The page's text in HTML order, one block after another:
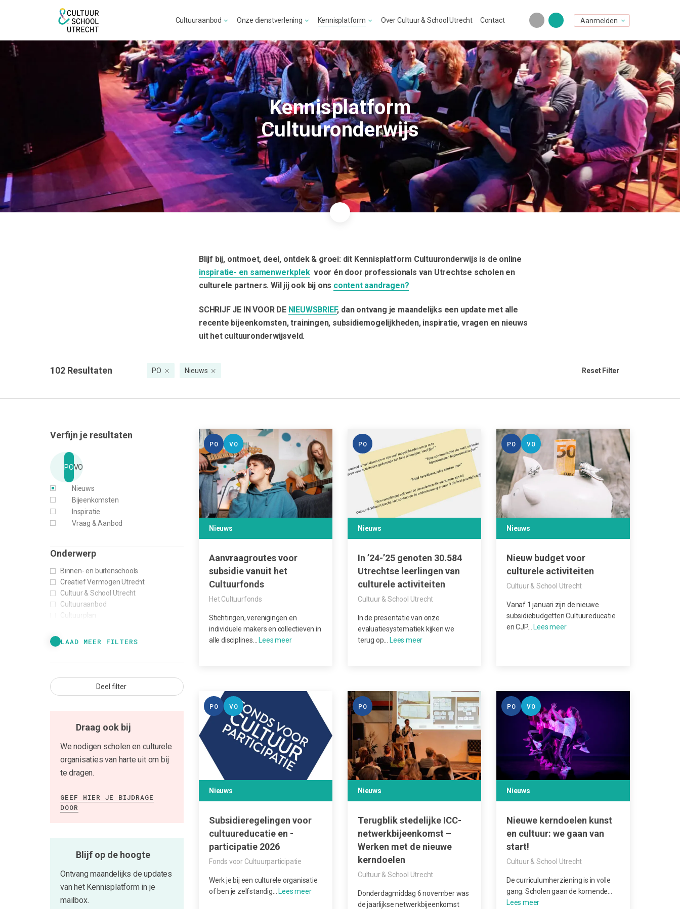
Cultuuraanbod Onze dienstverlening Kennisplatform Over Cultuur & School Utrecht Contact Aanmelden
Kennisplatform
Cultuuronderwijs
Blijf bij, ontmoet, deel, ontdek & groei: dit Kennisplatform Cultuuronderwijs is de online
inspiratie- en samenwerkplekvoor én door professionals van Utrechtse scholen en
culturele partners. Wil jij ook bij ons content aandragen?
SCHRIJF JE IN VOOR DE NIEUWSBRIEF, dan ontvang je maandelijks een update met alle
recente bijeenkomsten, trainingen, subsidiemogelijkheden, inspiratie, vragen en nieuws
uit het cultuuronderwijsveld.
102 Resultaten Reset Filter
PO Nieuws
Verfijn je resultaten
POVO
Nieuws
Bijeenkomsten
Inspiratie
Vraag & Aanbod
Onderwerp
Binnen- en buitenschools
Creatief Vermogen Utrecht
Cultuur & School Utrecht
Cultuuraanbod
Cultuurplan
LAAD MEER FILTERS
Deel filter
Draag ook bij
We nodigen scholen en culturele
organisaties van harte uit om bij
te dragen.
GEEF HIER JE BIJDRAGE
DOOR
Blijf op de hoogte
Ontvang maandelijks de updates
van het Kennisplatform in je
mailbox.
PO VO
Nieuws
Aanvraagroutes voor
subsidie vanuit het
Cultuurfonds
Het Cultuurfonds
Stichtingen, verenigingen en
individuele makers en collectieven in
alle disciplines…
PO
Nieuws
In ’24-’25 genoten 30.584
Utrechtse leerlingen van
culturele activiteiten
Cultuur & School Utrecht
In de presentatie van onze
evaluatiesystematiek kijken we
terug op…
PO VO
Nieuws
Nieuw budget voor
culturele activiteiten
Cultuur & School Utrecht
Vanaf 1 januari zijn de nieuwe
subsidiebudgetten Cultuureducatie
en CJP…
PO VO
Nieuws
Subsidieregelingen voor
cultuureducatie en -
participatie 2026
Fonds voor Cultuurparticipatie
Werk je bij een culturele organisatie
of ben je zelfstandig…
PO
Nieuws
Terugblik stedelijke ICC-
netwerkbijeenkomst –
Werken met de nieuwe
kerndoelen
Cultuur & School Utrecht
Donderdagmiddag 6 november was
de jaarlijkse netwerkbijeenkomst
PO VO
Nieuws
Nieuwe kerndoelen kunst
en cultuur: we gaan van
start!
Cultuur & School Utrecht
De curriculumherziening is in volle
gang. Scholen gaan de komende…